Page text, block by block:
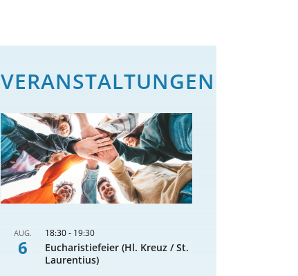
VERANSTALTUNGEN
AUG.
6
18:30- 19:30
Eucharistiefeier (Hl. Kreuz / St.
Laurentius)